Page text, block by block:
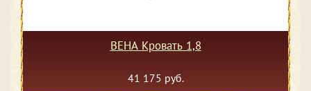
ВЕНА Кровать 1,8
41 175 руб.